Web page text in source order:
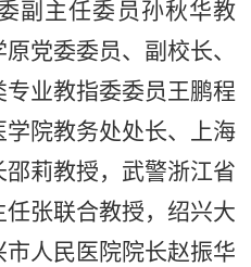
副主任委员孙秋华教
党委委员、副校长、
业教指委委员王鹏程
院教务处处长、上海
莉教授，武警浙江省
张联合教授，绍兴大
人民医院院长赵振华